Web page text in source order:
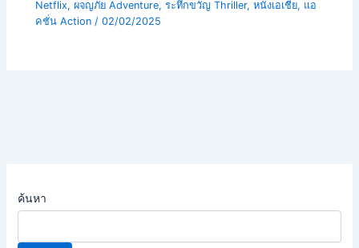
Netflix,ผจญภัย Adventure,ระทึกขวัญ Thriller,หนังเอเชีย, แอ
คชั่น Action /02/02/2025
ค้นหา